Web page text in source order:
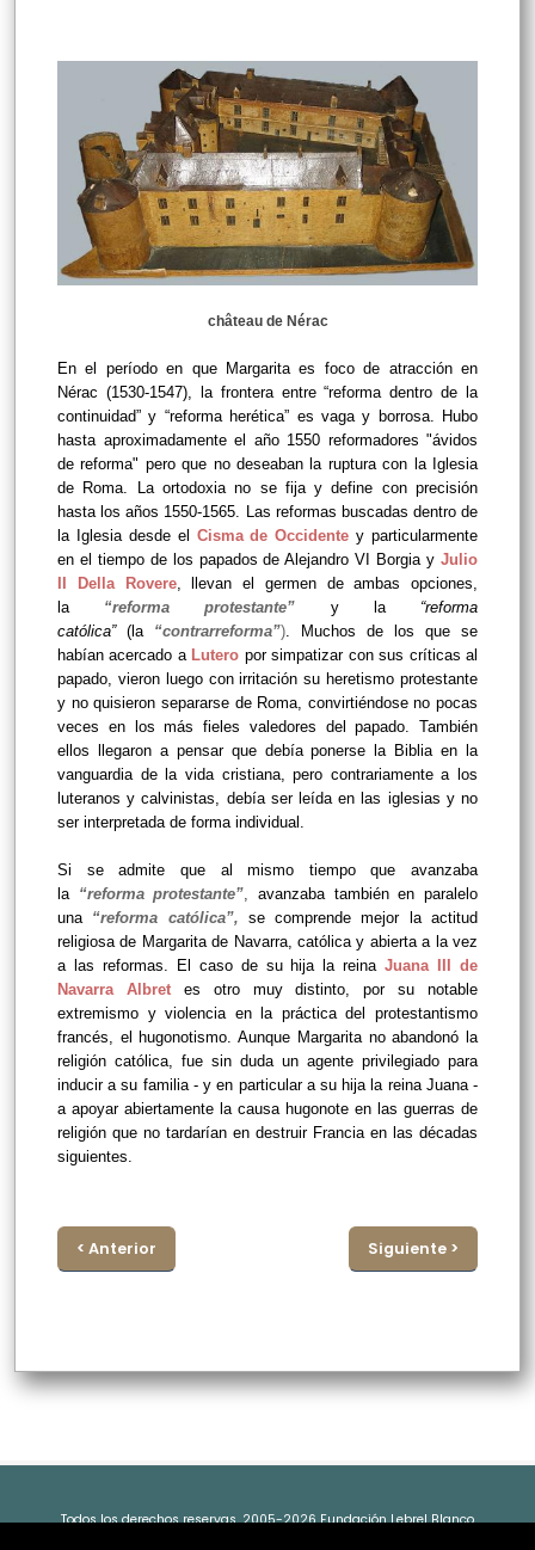
château de Nérac
En el período en que Margarita es foco de atracción en
Nérac (1530-1547), la frontera entre “reforma dentro de la
continuidad” y “reforma herética” es vaga y borrosa. Hubo
hasta aproximadamente el año 1550 reformadores "ávidos
de reforma" pero que no deseaban la ruptura con la Iglesia
de Roma. La ortodoxia no se fija y define con precisión
hasta los años 1550-1565. Las reformas buscadas dentro de
la Iglesia desde el Cisma de Occidente y particularmente
en el tiempo de los papados de Alejandro VI Borgia y Julio
II Della Rovere, llevan el germen de ambas opciones,
la “reforma protestante” y la “reforma
católica”(la “contrarreforma”) . Muchos de los que se
habían acercado a Lutero por simpatizar con sus críticas al
papado, vieron luego con irritación su heretismo protestante
y no quisieron separarse de Roma, convirtiéndose no pocas
veces en los más fieles valedores del papado. También
ellos llegaron a pensar que debía ponerse la Biblia en la
vanguardia de la vida cristiana, pero contrariamente a los
luteranos y calvinistas, debía ser leída en las iglesias y no
ser interpretada de forma individual.
Si se admite que al mismo tiempo que avanzaba
la “reforma protestante”
avanzaba también en paralelo
una “reforma católica”, se comprende mejor la actitud
religiosa de Margarita de Navarra, católica y abierta a la vez
a las reformas. El caso de su hija la reinaJuana III de
Navarra Albret
es otro muy distinto, por su notable
extremismo y violencia en la práctica del protestantismo
francés, el hugonotismo. Aunque Margarita no abandonó la
religión católica, fue sin duda un agente privilegiado para
inducir a su familia - y en particular a su hija la reina Juana -
a apoyar abiertamente la causa hugonote en las guerras de
religión que no tardarían en destruir Francia en las décadas
siguientes.
< Anterior Siguiente >
Todos los derechos reservas. 2005-2026 Fundación Lebrel Blanco